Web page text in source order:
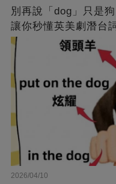
別再說「dog」只是
讓你秒懂英美劇潛台詞
2026/04/10